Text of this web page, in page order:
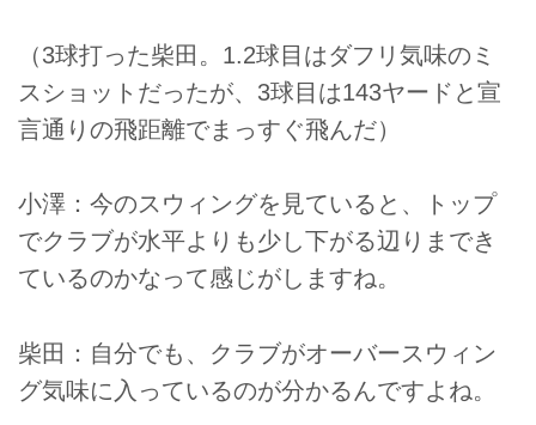
（3球打った柴田。1.2球目はダフリ気味のミ
スショットだったが、3球目は143ヤードと宣
言通りの飛距離でまっすぐ飛んだ）
小澤：今のスウィングを見ていると、トップ
でクラブが水平よりも少し下がる辺りまでき
ているのかなって感じがしますね。
柴田：自分でも、クラブがオーバースウィン
グ気味に入っているのが分かるんですよね。